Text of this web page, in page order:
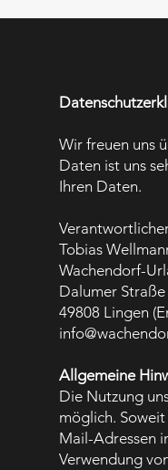
Wir freuen uns
Daten ist uns
Ihren Daten.
Tobias
Wachendorf-
Dalumer Straße
49808 Lingen
Allgemeine
Die Nutzung
möglich.
Mail-Adressen
Verwendung